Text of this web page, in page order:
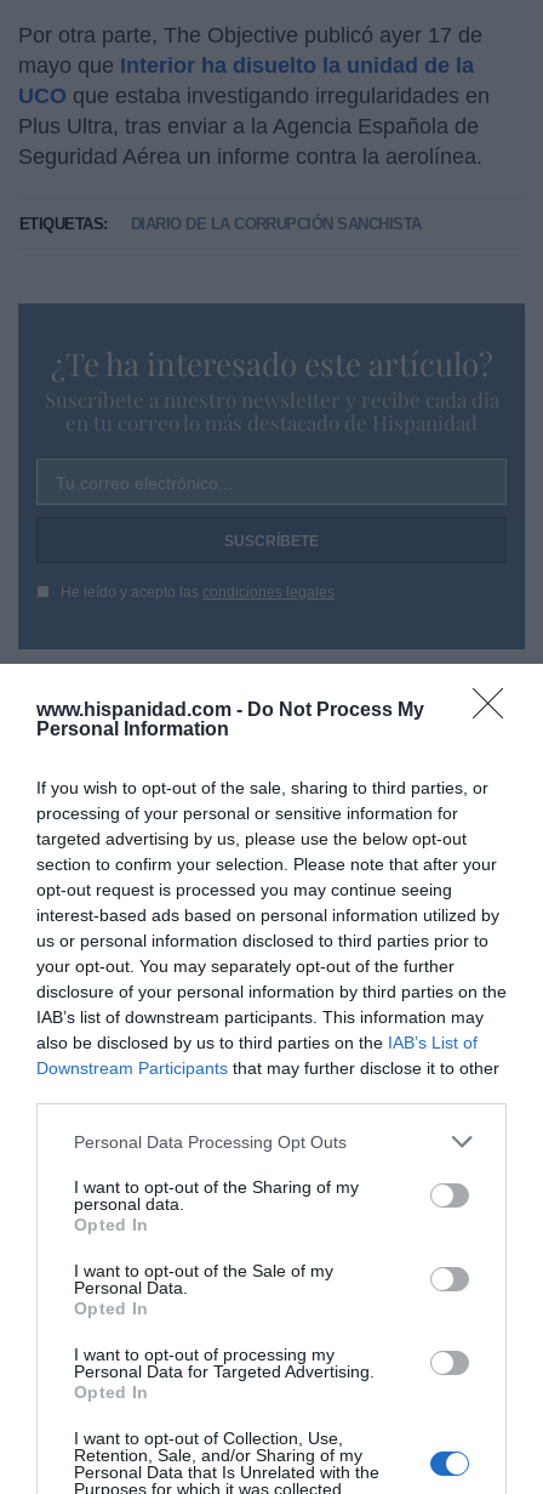
www.hispanidad.com - Do Not Process My
Personal Information
If you wish to opt-out of the sale, sharing to third parties, or
processing of your personal or sensitive information for
targeted advertising by us, please use the below opt-out
section to confirm your selection. Please note that after your
opt-out request is processed you may continue seeing
interest-based ads based on personal information utilized by
us or personal information disclosed to third parties prior to
your opt-out. You may separately opt-out of the further
disclosure of your personal information by third parties on the
IAB’s list of downstream participants. This information may
also be disclosed by us to third parties on the IAB’s List of
Downstream Participants that may further disclose it to other
Personal Data Processing Opt Outs
I want to opt-out of the Sharing of my
personal data.
Opted In
I want to opt-out of the Sale of my
Personal Data.
Opted In
I want to opt-out of processing my
Personal Data for Targeted Advertising.
Opted In
I want to opt-out of Collection, Use,
Retention, Sale, and/or Sharing of my
Personal Data that Is Unrelated with the
Purposes for which it was collected.
Por otra parte, The Objective publicó ayer 17 de
mayo que Interior ha disuelto la unidad de la
UCO que estaba investigando irregularidades en
Plus Ultra, tras enviar a la Agencia Española de
Seguridad Aérea un informe contra la aerolínea.
ETIQUETAS: DIARIO DE LA CORRUPCIÓN SANCHISTA
¿Te ha interesado este artículo?
Suscríbete a nuestro newsletter y recibe cada dia
en tu correo lo más destacado de Hispanidad
Tu correo electrónico...
He leído y acepto las condiciones legales
Hoy destacamos
SOCIEDAD
Ceuta y Melilla, las dos columnas de Hércules
OPINIÓN
El IBEX 35 cerró la sesión del miércoles en
Eulogio López 06/08/26 09:25
Ceuta. Nuestra Señora de África: convertir al
musulmán
ECONOMÍA